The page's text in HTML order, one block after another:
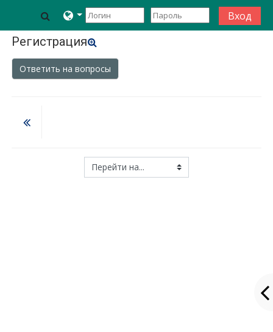
Перейти к основному содержанию
Toggle search input Вход
Регистрация
Ответить на вопросы
Перейти на...